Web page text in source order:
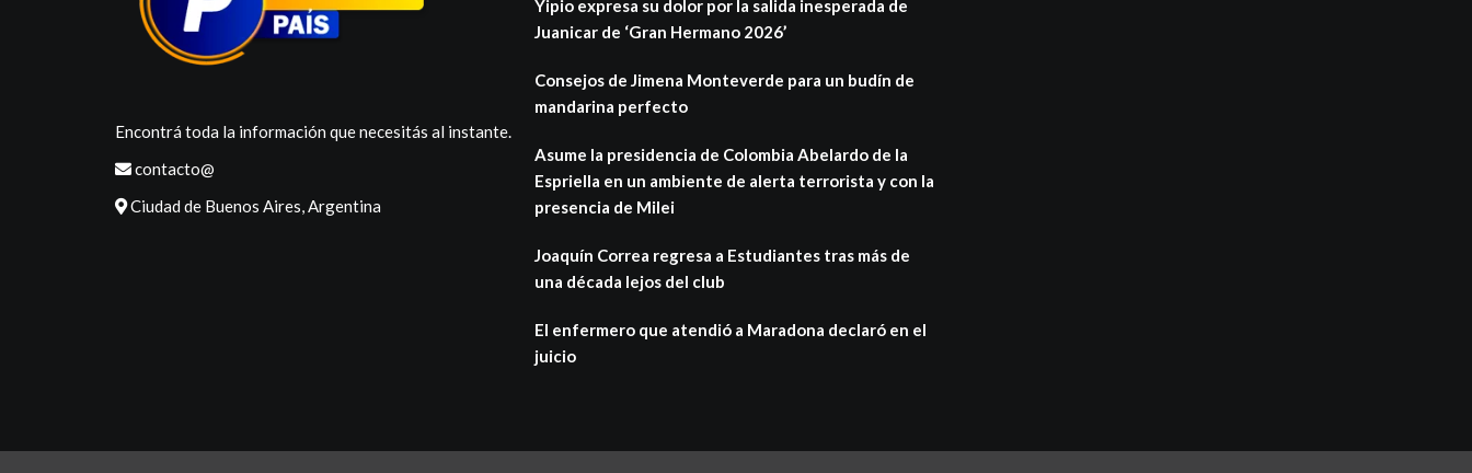
Encontrá toda la información que necesitás al instante.
contacto@
Ciudad de Buenos Aires, Argentina
Yipio expresa su dolor por la salida inesperada de
Juanicar de ‘Gran Hermano 2026’
Consejos de Jimena Monteverde para un budín de
mandarina perfecto
Asume la presidencia de Colombia Abelardo de la
Espriella en un ambiente de alerta terrorista y con la
presencia de Milei
Joaquín Correa regresa a Estudiantes tras más de
una década lejos del club
El enfermero que atendió a Maradona declaró en el
juicio